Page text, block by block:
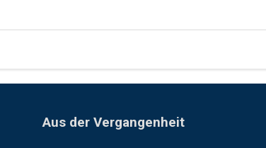
Aus der Vergangenheit